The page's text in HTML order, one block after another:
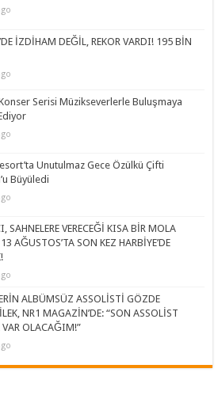
İZDİHAM DEĞİL, REKOR VARDI! 195 BİN
Serisi Müzikseverlerle Buluşmaya
Unutulmaz Gece Özülkü Çifti
Büyüledi
SAHNELERE VERECEĞİ KISA BİR MOLA
AĞUSTOS’TA SON KEZ HARBİYE’DE
ALBÜMSÜZ ASSOLİSTİ GÖZDE
NR1 MAGAZİN’DE: “SON ASSOLİST
VAR OLACAĞIM!”